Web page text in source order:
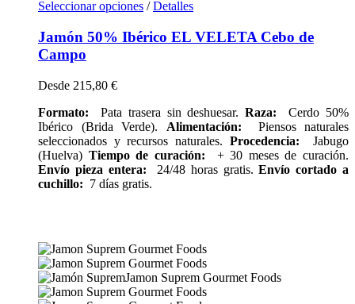
Seleccionar opciones / Detalles
Jamón 50% Ibérico EL VELETA Cebo de
Campo
Desde 215,80 €
Formato: Pata trasera sin deshuesar. Raza: Cerdo 50%
Ibérico (Brida Verde). Alimentación: Piensos naturales
seleccionados y recursos naturales. Procedencia: Jabugo
(Huelva) Tiempo de curación: + 30 meses de curación.
Envío pieza entera: 24/48 horas gratis.Envío cortado a
cuchillo: 7 días gratis.